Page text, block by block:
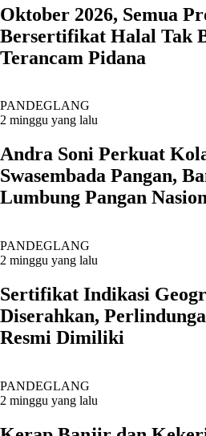
Oktober 2026, Semua
Bersertifikat Halal Tak
Terancam Pidana
PANDEGLANG
2 minggu yang lalu
Andra Soni Perkuat
Swasembada Pangan,
Lumbung Pangan
PANDEGLANG
2 minggu yang lalu
Sertifikat Indikasi
Diserahkan,
Resmi Dimiliki
PANDEGLANG
2 minggu yang lalu